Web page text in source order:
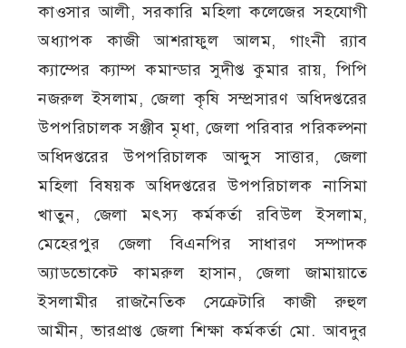
কাওসার আলী, সরকারি মহিলা কলেজের সহযোগী
অধ্যাপক কাজী আশরাফুল আলম, গাংনী র‍্যাব
ক্যাম্পের ক্যাম্প কমান্ডার সুদীপ্ত কুমার রায়, পিপি
নজরুল ইসলাম, জেলা কৃষি সম্প্রসারণ অধিদপ্তরের
উপপরিচালক সঞ্জীব মৃধা, জেলা পরিবার পরিকল্পনা
অধিদপ্তরের উপপরিচালক আব্দুস সাত্তার, জেলা
মহিলা বিষয়ক অধিদপ্তরের উপপরিচালক নাসিমা
খাতুন, জেলা মৎস্য কর্মকর্তা রবিউল ইসলাম,
মেহেরপুর জেলা বিএনপির সাধারণ সম্পাদক
অ্যাডভোকেট কামরুল হাসান, জেলা জামায়াতে
ইসলামীর রাজনৈতিক সেক্রেটারি কাজী রুহুল
আমীন, ভারপ্রাপ্ত জেলা শিক্ষা কর্মকর্তা মো. আবদুর